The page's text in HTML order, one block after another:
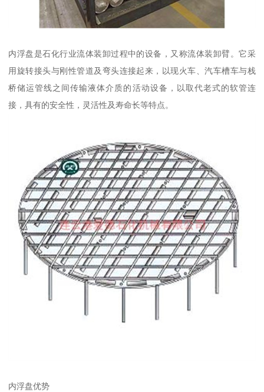
内浮盘是石化行业流体装卸过程中的设备，又称流体装卸臂。它采
用旋转接头与刚性管道及弯头连接起来，以现火车、汽车槽车与栈
桥储运管线之间传输液体介质的活动设备，以取代老式的软管连
接，具有的安全性，灵活性及寿命长等特点。
内浮盘优势